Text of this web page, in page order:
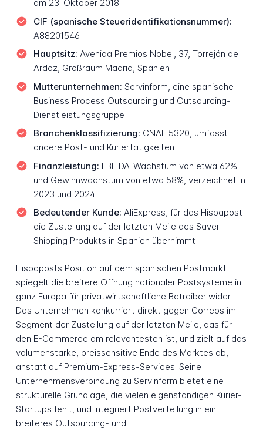
am 23. Oktober 2018
CIF (spanische Steueridentifikationsnummer):
A88201546
Hauptsitz: Avenida Premios Nobel, 37, Torrejón de
Ardoz, Großraum Madrid, Spanien
Mutterunternehmen: Servinform, eine spanische
Business Process Outsourcing und Outsourcing-
Dienstleistungsgruppe
Branchenklassifizierung: CNAE 5320, umfasst
andere Post- und Kuriertätigkeiten
Finanzleistung: EBITDA-Wachstum von etwa 62%
und Gewinnwachstum von etwa 58%, verzeichnet in
2023 und 2024
Bedeutender Kunde: AliExpress, für das Hispapost
die Zustellung auf der letzten Meile des Saver
Shipping Produkts in Spanien übernimmt
Hispaposts Position auf dem spanischen Postmarkt
spiegelt die breitere Öffnung nationaler Postsysteme in
ganz Europa für privatwirtschaftliche Betreiber wider.
Das Unternehmen konkurriert direkt gegen Correos im
Segment der Zustellung auf der letzten Meile, das für
den E-Commerce am relevantesten ist, und zielt auf das
volumenstarke, preissensitive Ende des Marktes ab,
anstatt auf Premium-Express-Services. Seine
Unternehmensverbindung zu Servinform bietet eine
strukturelle Grundlage, die vielen eigenständigen Kurier-
Startups fehlt, und integriert Postverteilung in ein
breiteres Outsourcing- und